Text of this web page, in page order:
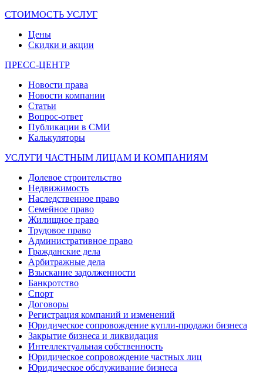
СТОИМОСТЬ УСЛУГ
Цены
Скидки и акции
ПРЕСС-ЦЕНТР
Новости права
Новости компании
Статьи
Вопрос-ответ
Публикации в СМИ
Калькуляторы
УСЛУГИ ЧАСТНЫМ ЛИЦАМ И КОМПАНИЯМ
Долевое строительство
Недвижимость
Наследственное право
Семейное право
Жилищное право
Трудовое право
Административное право
Гражданские дела
Арбитражные дела
Взыскание задолженности
Банкротство
Спорт
Договоры
Регистрация компаний и изменений
Юридическое сопровождение купли-продажи бизнеса
Закрытие бизнеса и ликвидация
Интеллектуальная собственность
Юридическое сопровождение частных лиц
Юридическое обслуживание бизнеса